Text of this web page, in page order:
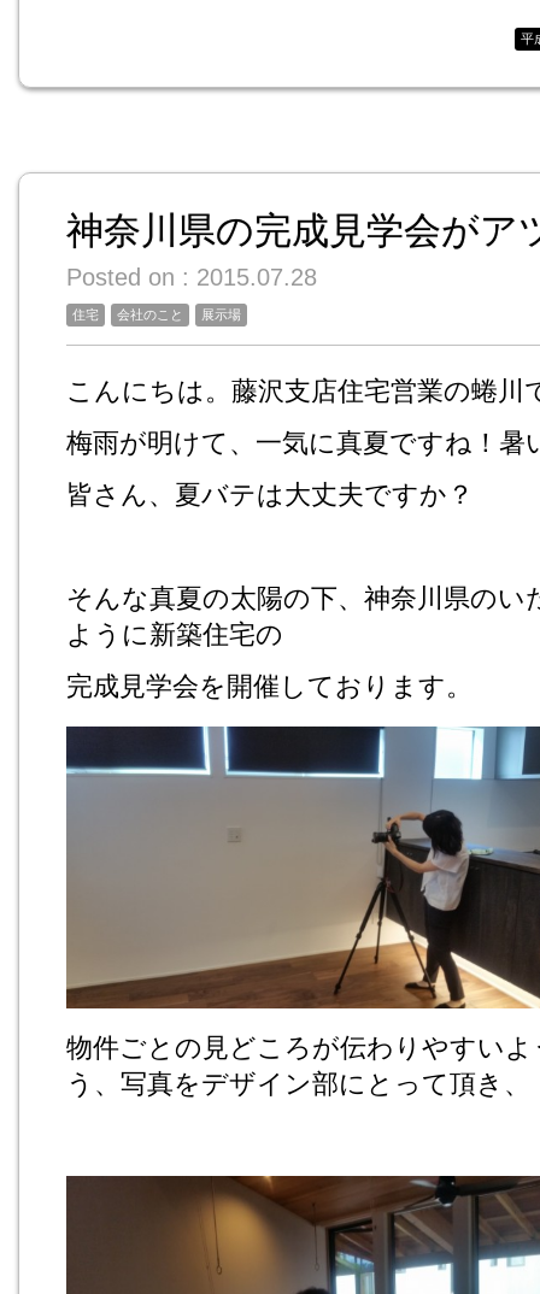
平
神奈川県の完成見学会がア
Posted on : 2015.07.28
住宅 会社のこと 展示場
こんにちは。藤沢支店住宅営業の蜷川
梅雨が明けて、一気に真夏ですね！暑
皆さん、夏バテは大丈夫ですか？
そんな真夏の太陽の下、神奈川県のい
ように新築住宅の
完成見学会を開催しております。
物件ごとの見どころが伝わりやすい
う、写真をデザイン部にとって頂き、